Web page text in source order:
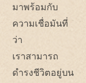
มาพร้อมกับ
ความเชื่อมันที่
ว่า
เราสามารถ
ดำรงชีวิตอยู่บน